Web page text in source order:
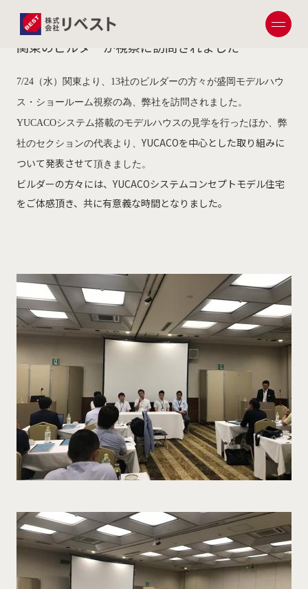
関東のビルダーが視察に訪問されました
7/24 （水）関東より、13社のビルダーの方々が盛岡モデルハウ
ス・ショールーム視察の為、弊社を訪問されました。
YUCACOシステム搭載のモデルハウスの見学を行ったほか、弊
社のセクションの代表より、 YUCACOを中心とした取り組みに
ついて発表させて頂きました。
ビルダーの方々には、YUCACOシステムコンセプトモデル住宅
をご体感頂き、共に有意義な時間となりました。